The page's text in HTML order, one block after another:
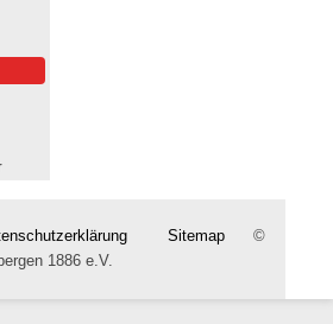
Sitemap
©
1886 e.V.